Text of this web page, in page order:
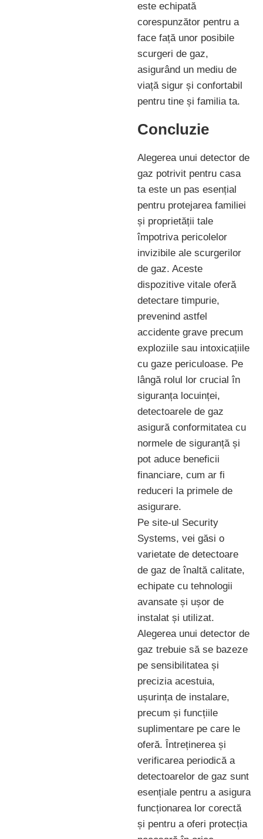
este echipată
corespunzător pentru a
face față unor posibile
scurgeri de gaz,
asigurând un mediu de
viață sigur și confortabil
pentru tine și familia ta.
Concluzie
Alegerea unui detector de
gaz potrivit pentru casa
ta este un pas esențial
pentru protejarea familiei
și proprietății tale
împotriva pericolelor
invizibile ale scurgerilor
de gaz. Aceste
dispozitive vitale oferă
detectare timpurie,
prevenind astfel
accidente grave precum
exploziile sau intoxicațiile
cu gaze periculoase. Pe
lângă rolul lor crucial în
siguranța locuinței,
detectoarele de gaz
asigură conformitatea cu
normele de siguranță și
pot aduce beneficii
financiare, cum ar fi
reduceri la primele de
asigurare.
Pe site-ul Security
Systems, vei găsi o
varietate de detectoare
de gaz de înaltă calitate,
echipate cu tehnologii
avansate și ușor de
instalat și utilizat.
Alegerea unui detector de
gaz trebuie să se bazeze
pe sensibilitatea și
precizia acestuia,
ușurința de instalare,
precum și funcțiile
suplimentare pe care le
oferă. Întreținerea și
verificarea periodică a
detectoarelor de gaz sunt
esențiale pentru a asigura
funcționarea lor corectă
și pentru a oferi protecția